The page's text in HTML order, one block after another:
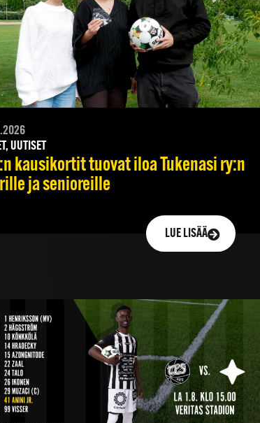
UUTISET
kausikortit tuovat iloa Tukenasi ry:n
ja senioreille
LUE LISÄÄ